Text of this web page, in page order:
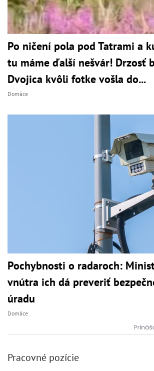
Po ničení pola pod Tatrami a
tu máme ďalší nešvár! Drzosť
Dvojica kvôli fotke vošla do...
Domáce
Pochybnosti o radaroch:
vnútra ich dá preveriť
úradu
Domáce
Pracovné pozície